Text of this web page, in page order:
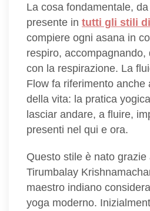
La cosa fondamentale,
presente in tutti gli stili
compiere ogni asana in
respiro, accompagnando,
con la respirazione. La
Flow fa riferimento anche
della vita: la pratica
lasciar andare, a fluire,
presenti nel qui e ora.
Questo stile è nato grazie
Tirumbalay
maestro indiano
yoga moderno.